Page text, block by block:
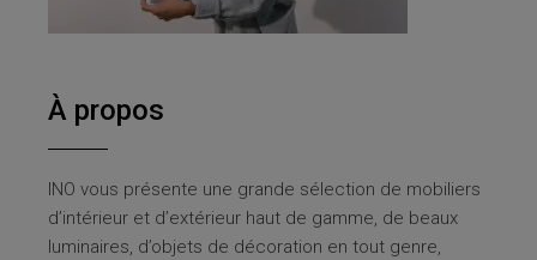
À propos
INO vous présente une grande sélection de mobiliers
d’intérieur et d’extérieur haut de gamme, de beaux
luminaires, d’objets de décoration en tout genre,